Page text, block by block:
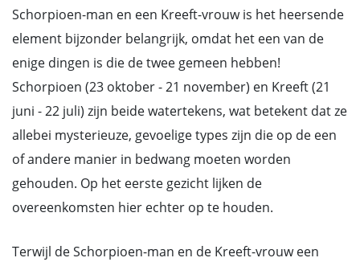
Schorpioen-man en een Kreeft-vrouw is het heersende
element bijzonder belangrijk, omdat het een van de
enige dingen is die de twee gemeen hebben!
Schorpioen (23 oktober - 21 november) en Kreeft (21
juni - 22 juli) zijn beide watertekens, wat betekent dat ze
allebei mysterieuze, gevoelige types zijn die op de een
of andere manier in bedwang moeten worden
gehouden. Op het eerste gezicht lijken de
overeenkomsten hier echter op te houden.
Terwijl de Schorpioen-man en de Kreeft-vrouw een